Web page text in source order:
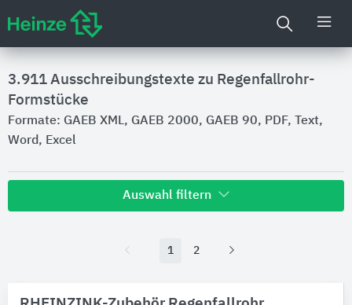
3.911 Ausschreibungstexte zu Regenfallrohr-
Formstücke
Formate: GAEB XML, GAEB 2000, GAEB 90, PDF, Text,
Word, Excel
Auswahl filtern
BMI Deutschland BRAAS
1 2